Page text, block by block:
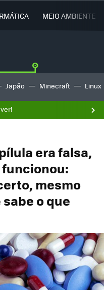
MEIO AMBIENTE
Japão Minecraft Linux
era falsa,
mesmo
o que